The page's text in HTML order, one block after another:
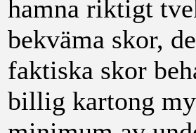
hamna riktigt
bekväma skor,
faktiska skor
billig kartong